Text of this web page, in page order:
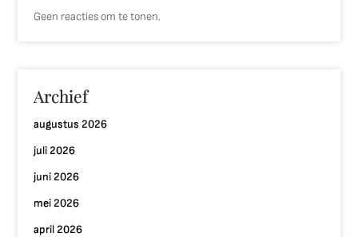
Geen reacties om te tonen.
Archief
augustus 2026
juli 2026
juni 2026
mei 2026
april 2026